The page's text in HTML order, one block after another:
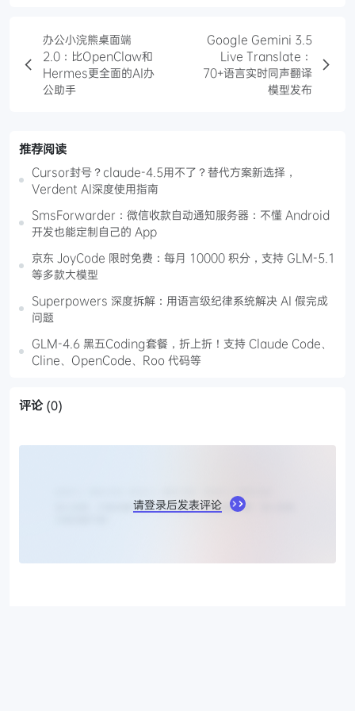
办公小浣熊桌面端
2.0：比OpenClaw和
Hermes更全面的AI办
公助手
Google Gemini 3.5
Live Translate：
70+语言实时同声翻译
模型发布
推荐阅读
Cursor封号？claude-4.5用不了？替代方案新选择，
Verdent AI深度使用指南
SmsForwarder：微信收款自动通知服务器：不懂 Android
开发也能定制自己的 App
京东 JoyCode 限时免费：每月 10000 积分，支持 GLM-5.1
等多款大模型
Superpowers 深度拆解：用语言级纪律系统解决 AI 假完成
问题
GLM-4.6 黑五Coding套餐，折上折！支持 Claude Code、
Cline、OpenCode、Roo 代码等
评论 (0)
请登录后发表评论